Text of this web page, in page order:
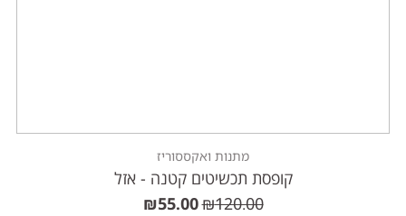
מתנות ואקססוריז
קופסת תכשיטים קטנה - אזל
₪120.00
₪55.00